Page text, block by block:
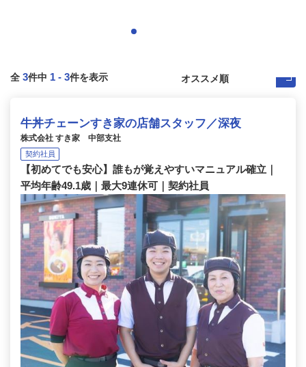
全 3件中 1 - 3件を表示
牛丼チェーンすき家の店舗スタッフ／深夜
株式会社 すき家 中部支社
契約社員
【初めてでも安心】誰もが覚えやすいマニュアル確立｜
平均年齢49.1歳｜最大9連休可｜契約社員